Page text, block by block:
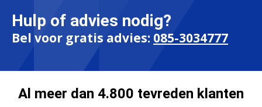
Hulp of advies nodig?
Bel voor gratis advies: 085-3034777
Al meer dan 4.800 tevreden klanten